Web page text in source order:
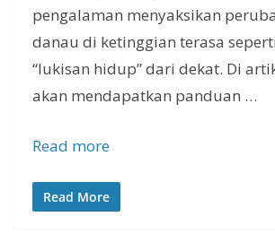
pengalaman menyaksikan
danau di ketinggian terasa
“lukisan hidup” dari dekat. Di
akan mendapatkan panduan …
Read more
Read More